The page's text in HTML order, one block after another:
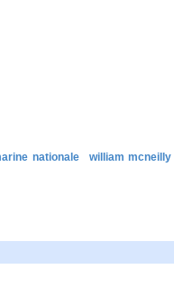
nationale
william mcneilly